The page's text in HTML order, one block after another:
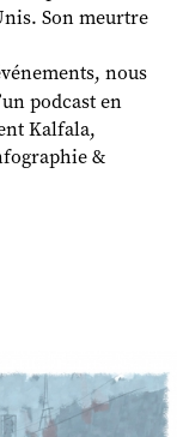
Son meurtre
nous
un podcast en
Kalfala,
&